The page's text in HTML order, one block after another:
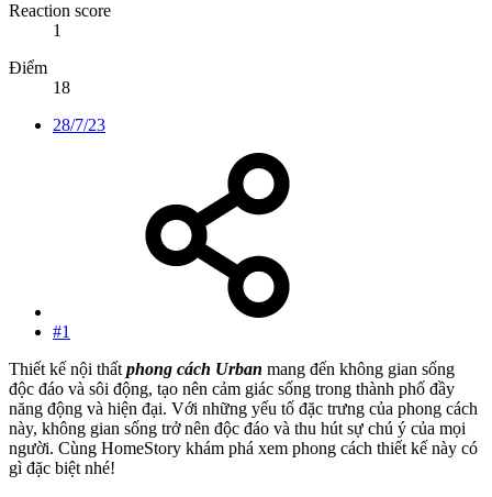
Reaction score
1
Điểm
18
28/7/23
#1
Thiết kế nội thất phong cách Urban mang đến không gian sống
độc đáo và sôi động, tạo nên cảm giác sống trong thành phố đầy
năng động và hiện đại. Với những yếu tố đặc trưng của phong cách
này, không gian sống trở nên độc đáo và thu hút sự chú ý của mọi
người. Cùng HomeStory khám phá xem phong cách thiết kế này có
gì đặc biệt nhé!